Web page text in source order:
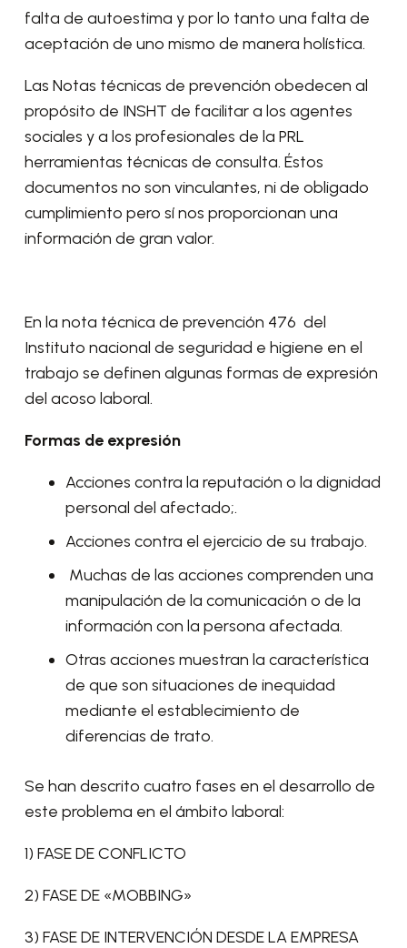
falta de autoestima y por lo tanto una falta de
aceptación de uno mismo de manera holística.
Las Notas técnicas de prevención obedecen al
propósito de INSHT de facilitar a los agentes
sociales y a los profesionales de la PRL
herramientas técnicas de consulta. Éstos
documentos no son vinculantes, ni de obligado
cumplimiento pero sí nos proporcionan una
información de gran valor.
En la nota técnica de prevención 476 del
Instituto nacional de seguridad e higiene en el
trabajo se definen algunas formas de expresión
del acoso laboral.
Formas de expresión
Acciones contra la reputación o la dignidad
personal del afectado;.
Acciones contra el ejercicio de su trabajo.
Muchas de las acciones comprenden una
manipulación de la comunicación o de la
información con la persona afectada.
Otras acciones muestran la característica
de que son situaciones de inequidad
mediante el establecimiento de
diferencias de trato.
Se han descrito cuatro fases en el desarrollo de
este problema en el ámbito laboral:
1) FASE DE CONFLICTO
2) FASE DE «MOBBING»
3) FASE DE INTERVENCIÓN DESDE LA EMPRESA